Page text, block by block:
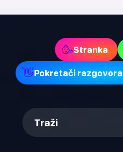
🥳Stranka
👋Pokretači razgovora
Traži